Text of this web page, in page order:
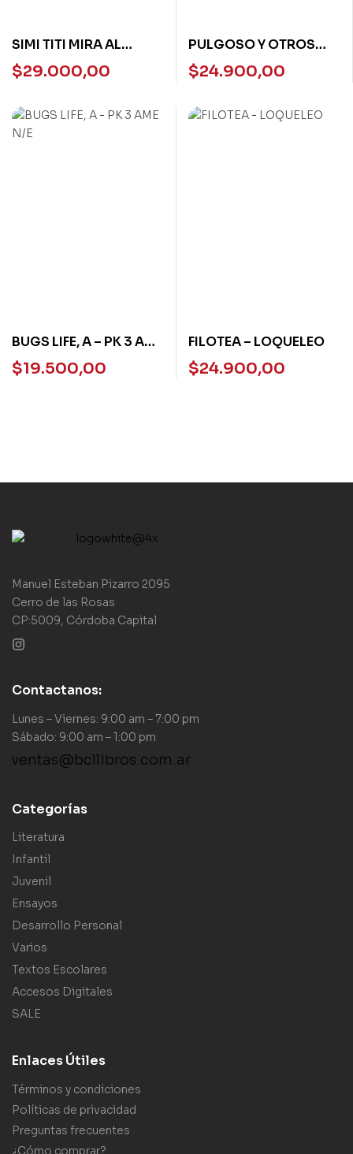
SIMI TITI MIRA AL
MUNDO – BUENAS
NOCHES
$29.000,00
PULGOSO Y OTROS
CUENTOS PERROS
$24.900,00
BUGS LIFE, A – PK 3 AME
N/E
$19.500,00
FILOTEA – LOQUELEO
$24.900,00
Manuel Esteban Pizarro 2095
Cerro de las Rosas
CP:5009, Córdoba Capital
Contactanos:
Lunes – Viernes: 9:00 am – 7:00 pm
Sábado: 9:00 am – 1:00 pm
ventas@bcllibros.com.ar
Categorías
Literatura
Infantil
Juvenil
Ensayos
Desarrollo Personal
Varios
Textos Escolares
Accesos Digitales
SALE
Enlaces Útiles
Términos y condiciones
Políticas de privacidad
Preguntas frecuentes
¿Cómo comprar?